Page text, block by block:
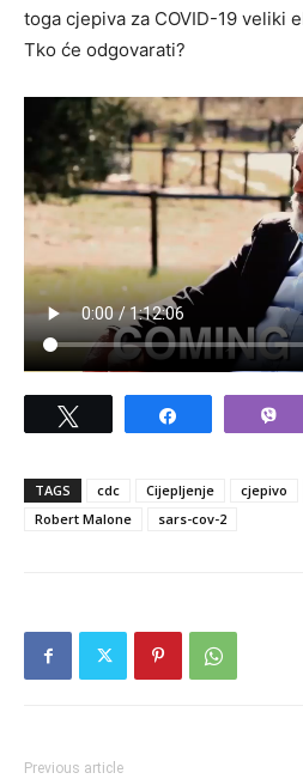
toga cjepiva za COVID-19 veliki
Tko će odgovarati?
TAGS cdc Cijepljenje cjepivo
Robert Malone
sars-cov-2
Previous article